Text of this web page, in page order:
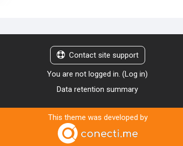
Contact site support
You are not logged in. (Log in)
Data retention summary
This theme was developed by